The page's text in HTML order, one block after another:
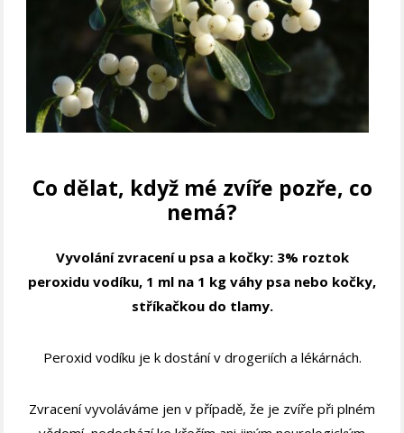
Co dělat, když mé zvíře pozře, co
nemá?
Vyvolání zvracení u psa a kočky: 3% roztok
peroxidu vodíku, 1 ml na 1 kg váhy psa nebo kočky,
stříkačkou do tlamy.
Peroxid vodíku je k dostání v drogeriích a lékárnách.
Zvracení vyvoláváme jen v případě, že je zvíře při plném